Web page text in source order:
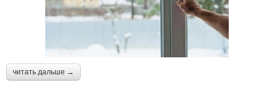
читать дальше →